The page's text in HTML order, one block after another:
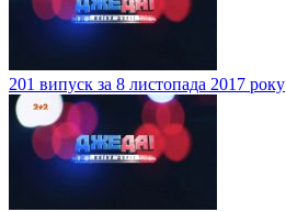
201 випуск за 8 листопада 2017 року